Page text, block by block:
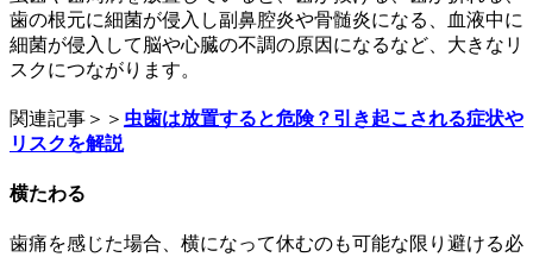
歯の根元に細菌が侵入し副鼻腔炎や骨髄炎になる、血液中に
細菌が侵入して脳や心臓の不調の原因になるなど、大きなリ
スクにつながります。
関連記事＞＞ 虫歯は放置すると危険？引き起こされる症状や
リスクを解説
横たわる
歯痛を感じた場合、横になって休むのも可能な限り避ける必